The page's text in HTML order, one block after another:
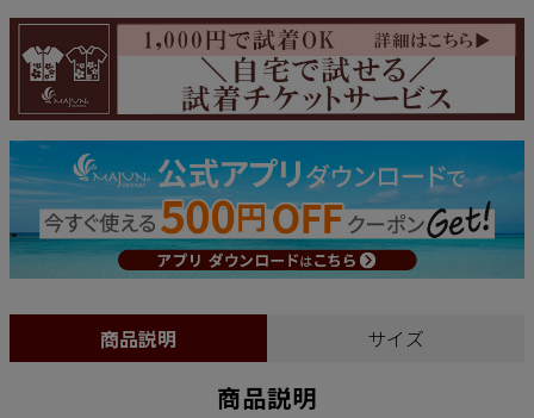
商品説明 サイズ
商品説明